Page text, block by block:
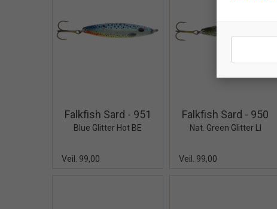
Falkfish Sard - 951
Blue Glitter Hot BE
Veil. 99,00
Falkfish Sard - 950
Nat. Green Glitter LI
Veil. 99,00